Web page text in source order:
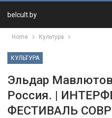
belcult.by
Home Культура
КУЛЬТУРА
Эльдар
Россия. |
ФЕСТИВАЛЬ